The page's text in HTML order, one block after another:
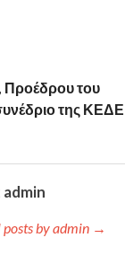
Προέδρου του
της ΚΕΔΕ
posts by admin →